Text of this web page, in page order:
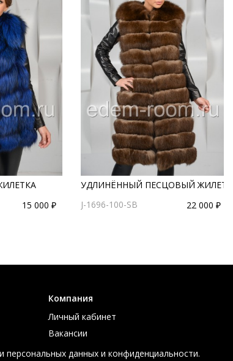
15 000 ₽
УДЛИНЁННЫЙ ПЕСЦОВЫЙ ЖИЛЕТ
J-1696-100-SB
22 000 ₽
Компания
Личный кабинет
Вакансии
Контакты
данных и конфиденциальности.